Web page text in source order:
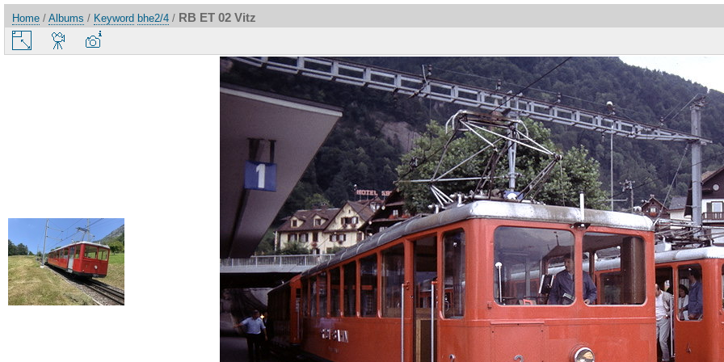
Home / Albums / Keyword bhe2/4 / RB ET 02 Vitz